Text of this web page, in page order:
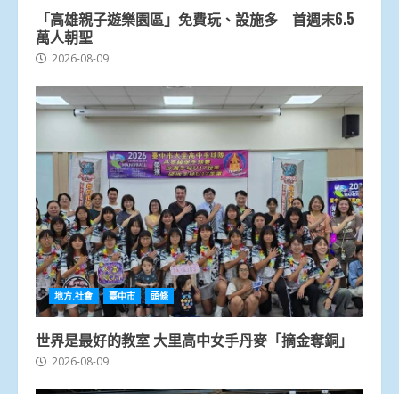
「高雄親子遊樂園區」免費玩、設施多 首週末6.5
萬人朝聖
2026-08-09
地方.社會 臺中市 頭條
世界是最好的教室 大里高中女手丹麥「摘金奪銅」
2026-08-09